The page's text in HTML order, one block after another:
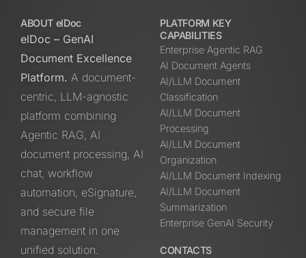
ABOUT elDoc
elDoc – GenAI
Document Excellence
Platform. A document-
centric, LLM-agnostic
platform combining
Agentic RAG, AI
document processing, AI
chat, workflow
automation, eSignature,
and secure file
management in one
unified solution.
PLATFORM KEY
CAPABILITIES
Enterprise Agentic RAG
AI Document Agents
AI/LLM Document
Classification
AI/LLM Document
Processing
AI/LLM Document
Organization
AI/LLM Document Indexing
AI/LLM Document
Summarization
Enterprise GenAI Security
CONTACTS